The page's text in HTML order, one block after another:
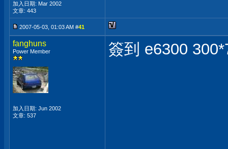
加入日期: Mar 2002
文章: 443
2007-05-03, 01:03 AM #41
fanghuns
Power Member
加入日期: Jun 2002
文章: 537
簽到 e6300